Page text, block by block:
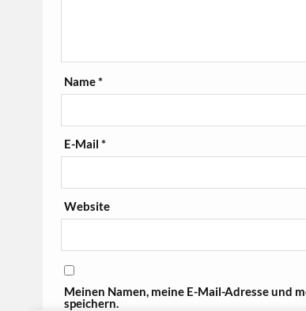
Name*
E-Mail*
Website
Meinen Namen, meine E-Mail-Adresse und
speichern.